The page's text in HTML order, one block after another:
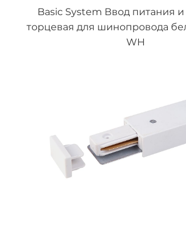
Basic System Ввод питания и
торцевая для шинопровода
WH